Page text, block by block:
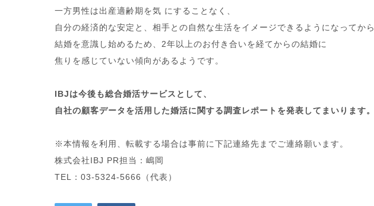
一方男性は出産適齢期を気 にすることなく、
自分の経済的な安定と、相手との自然な生活をイメージできるようになってから
結婚を意識し始めるため、2年以上のお付き合いを経てからの結婚に
焦りを感じていない傾向があるようです。
IBJは今後も総合婚活サービスとして、
自社の顧客データを活用した婚活に関する調査レポートを発表してまいります。
※本情報を利用、転載する場合は事前に下記連絡先までご連絡願います。
株式会社IBJ PR担当：嶋岡
TEL：03-5324-5666（代表）